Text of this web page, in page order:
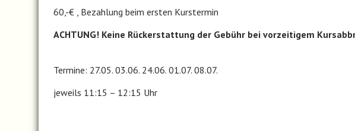
60,-€ , Bezahlung beim ersten Kurstermin
ACHTUNG! Keine Rückerstattung der Gebühr bei vorzeitigem
Termine: 27.05. 03.06. 24.06. 01.07. 08.07.
jeweils 11:15 – 12:15 Uhr